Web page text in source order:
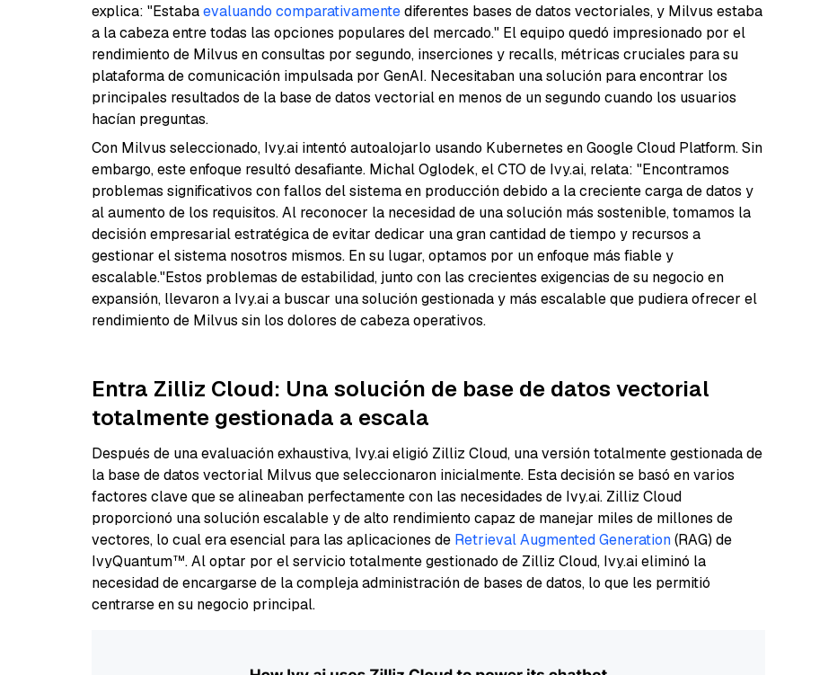
explica: "Estabaevaluando comparativamentediferentes bases de datos vectoriales, y Milvus estaba
a la cabeza entre todas las opciones populares del mercado." El equipo quedó impresionado por el
rendimiento de Milvus en consultas por segundo, inserciones y recalls, métricas cruciales para su
plataforma de comunicación impulsada por GenAI. Necesitaban una solución para encontrar los
principales resultados de la base de datos vectorial en menos de un segundo cuando los usuarios
hacían preguntas.
Con Milvus seleccionado, Ivy.ai intentó autoalojarlo usando Kubernetes en Google Cloud Platform. Sin
embargo, este enfoque resultó desafiante. Michal Oglodek, el CTO de Ivy.ai, relata: "Encontramos
problemas significativos con fallos del sistema en producción debido a la creciente carga de datos y
al aumento de los requisitos. Al reconocer la necesidad de una solución más sostenible, tomamos la
decisión empresarial estratégica de evitar dedicar una gran cantidad de tiempo y recursos a
gestionar el sistema nosotros mismos. En su lugar, optamos por un enfoque más fiable y
escalable."Estos problemas de estabilidad, junto con las crecientes exigencias de su negocio en
expansión, llevaron a Ivy.ai a buscar una solución gestionada y más escalable que pudiera ofrecer el
rendimiento de Milvus sin los dolores de cabeza operativos.
Entra Zilliz Cloud: Una solución de base de datos vectorial
totalmente gestionada a escala
Después de una evaluación exhaustiva, Ivy.ai eligió Zilliz Cloud, una versión totalmente gestionada de
la base de datos vectorial Milvus que seleccionaron inicialmente. Esta decisión se basó en varios
factores clave que se alineaban perfectamente con las necesidades de Ivy.ai. Zilliz Cloud
proporcionó una solución escalable y de alto rendimiento capaz de manejar miles de millones de
vectores, lo cual era esencial para las aplicaciones de Retrieval Augmented Generation(RAG) de
IvyQuantum™. Al optar por el servicio totalmente gestionado de Zilliz Cloud, Ivy.ai eliminó la
necesidad de encargarse de la compleja administración de bases de datos, lo que les permitió
centrarse en su negocio principal.